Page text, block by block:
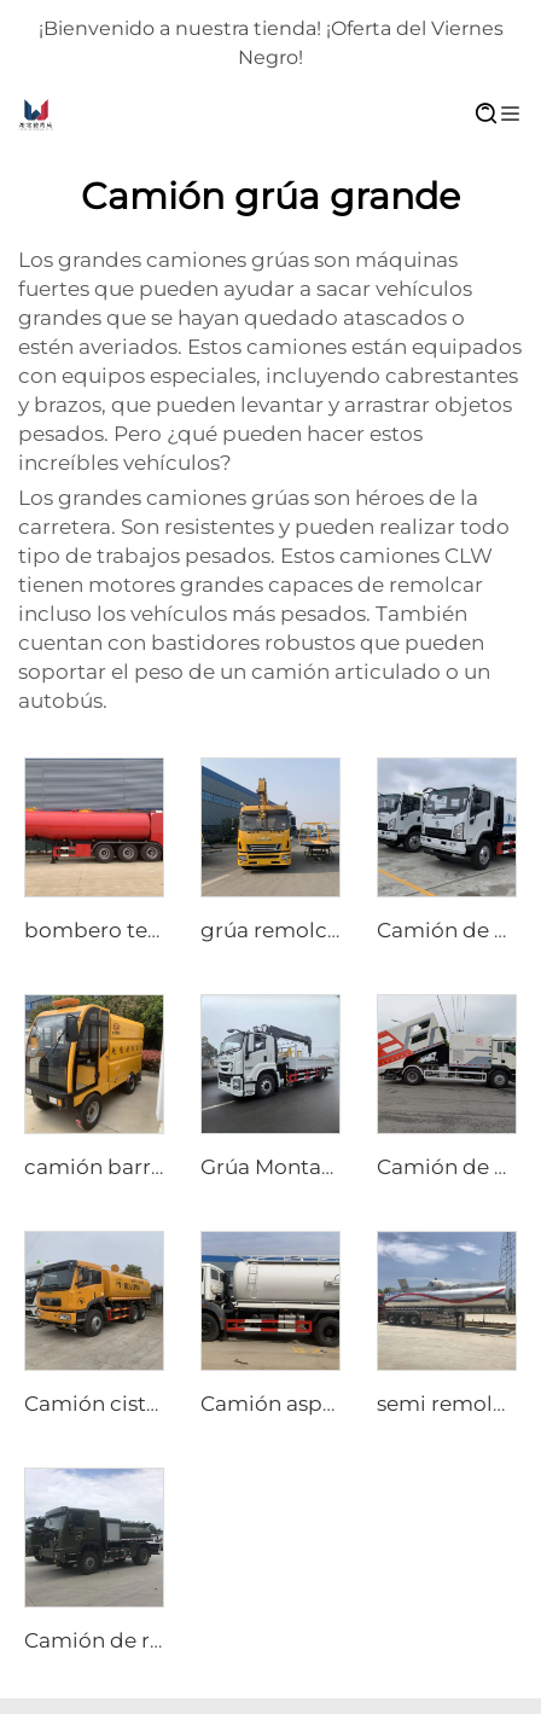
¡Bienvenido a nuestra tienda! ¡Oferta del Viernes
Negro!
Camión grúa grande
Los grandes camiones grúas son máquinas
fuertes que pueden ayudar a sacar vehículos
grandes que se hayan quedado atascados o
estén averiados. Estos camiones están equipados
con equipos especiales, incluyendo cabrestantes
y brazos, que pueden levantar y arrastrar objetos
pesados. Pero ¿qué pueden hacer estos
increíbles vehículos?
Los grandes camiones grúas son héroes de la
carretera. Son resistentes y pueden realizar todo
tipo de trabajos pesados. Estos camiones CLW
tienen motores grandes capaces de remolcar
incluso los vehículos más pesados. También
cuentan con bastidores robustos que pueden
soportar el peso de un camión articulado o un
autobús.
bombero teñidor grúa remolcadora Camión de basura compacto SHACMAN de 6 CBM
camión barredor mini Grúa Montada en Camión Isuzu Giga FTR 205 hp Camión de Limpieza de Calles a Alta Presión
Camión cisterna FAW 6x4 Camión aspirador de residuos Beiben de 8000 litros semi remolque de tanque de aluminio de 3 ejes
Camión de repostaje de helicópteros todoterreno 4x4 (Sinotruk HOWO Tracción en Todas las Ruedas)